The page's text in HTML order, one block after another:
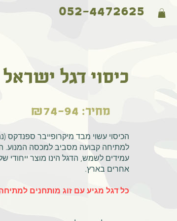
052-4472625
כיסוי דגל
מחיר: ₪74-94
הכיסוי עשוי מבד מיקרופייבר ספנדקס
למתיחה קבועה מסביב למכסה
עמידים לשמש, הדגל הינו מוצר ייחודי
אחרים בארץ.
כל דגל מגיע עם זוג מותחנים